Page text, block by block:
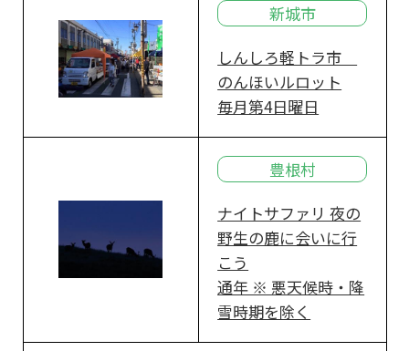
新城市
しんしろ軽トラ市
のんほいルロット
毎月第4日曜日
豊根村
ナイトサファリ 夜の
野生の鹿に会いに行
こう
通年 ※ 悪天候時・降
雪時期を除く